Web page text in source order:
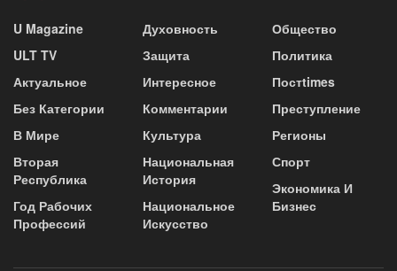
U Magazine
ULT TV
Актуальное
Без Категории
В Мире
Вторая
Республика
Год Рабочих
Профессий
Духовность
Защита
Интересное
Комментарии
Культура
Национальная
История
Национальное
Искусство
Общество
Политика
Постtimes
Преступление
Регионы
Спорт
Экономика И
Бизнес